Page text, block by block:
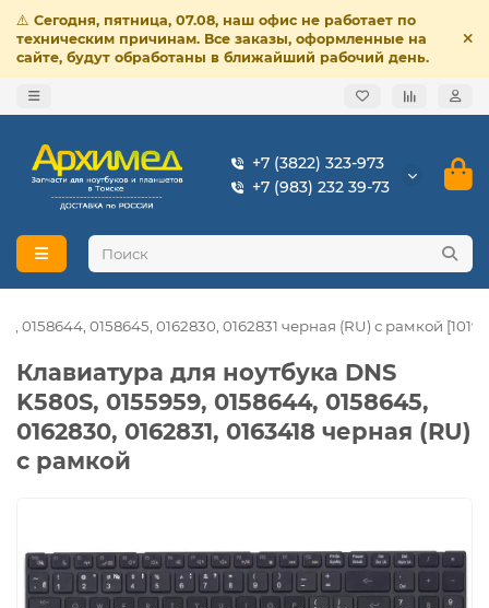
⚠️ Сегодня, пятница, 07.08, наш офис не работает по
техническим причинам. Все заказы, оформленные на
сайте, будут обработаны в ближайший рабочий день.
+7 (3822) 323-973
+7 (983) 232 39-73
0158644, 0158645, 0162830, 0162831 черная (RU) с рамкой
Клавиатура для ноутбука DNS
K580S, 0155959, 0158644, 0158645,
0162830, 0162831, 0163418 черная (RU)
с рамкой